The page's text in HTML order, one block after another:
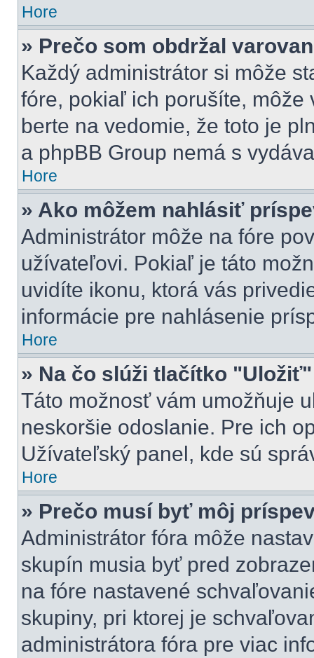
Hore
» Prečo som obdržal
Každý administrátor si môže
fóre, pokiaľ ich porušíte,
berte na vedomie, že toto je
a phpBB Group nemá s
Hore
» Ako môžem nahlásiť
Administrátor môže na fóre
užívateľovi. Pokiaľ je táto
uvidíte ikonu, ktorá vás
informácie pre nahlásenie
Hore
» Na čo slúži tlačítko
Táto možnosť vám umožňuje
neskoršie odoslanie. Pre ich
Užívateľský panel, kde sú
Hore
» Prečo musí byť môj
Administrátor fóra môže
skupín musia byť pred
na fóre nastavené
skupiny, pri ktorej je
administrátora fóra pre viac